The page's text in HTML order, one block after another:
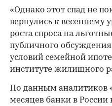
«Однако этот спад не
вернулись к весеннему
роста спроса на
публичного
условий семейной
институте жилищного
По данным аналитиков
месяцев банки в России